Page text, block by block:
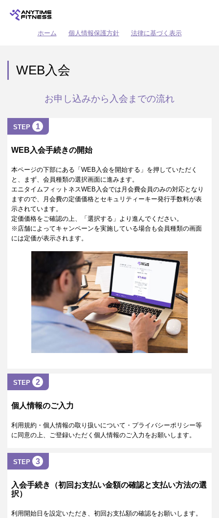
ホーム 個人情報保護方針 法律に基づく表示
WEB入会
お申し込みから入会までの流れ
STEP 1
WEB入会手続きの開始
本ページの下部にある「WEB入会を開始する」を押していただく
と、まず、会員種類の選択画面に進みます。
エニタイムフィットネスWEB入会では月会費会員のみの対応となり
ますので、月会費の定価価格とセキュリティーキー発行手数料が表
示されています。
定価価格をご確認の上、「選択する」より進んでください。
※店舗によってキャンペーンを実施している場合も会員種類の画面
には定価が表示されます。
STEP 2
個人情報のご入力
利用規約・個人情報の取り扱いについて・プライバシーポリシー等
に同意の上、ご登録いただく個人情報のご入力をお願いします。
STEP 3
入会手続き（初回お支払い金額の確認と支払い方法の選
択）
利用開始日を設定いただき、初回お支払額の確認をお願いします。